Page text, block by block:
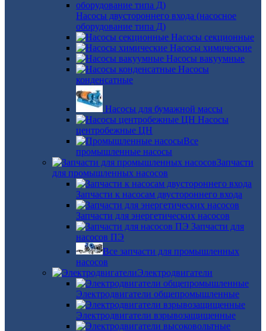
Насосы двустороннего входа (насосное
оборудование типа Д)
Насосы секционные
Насосы химические
Насосы вакуумные
Насосы
конденсатные
Насосы для бумажной массы
Насосы
центробежные ЦН
Все
промышленные насосы
Запчасти
для промышленных насосов
Запчасти к насосам двустороннего входа
Запчасти для энергетических насосов
Запчасти для
насосов ПЭ
Все запчасти для промышленных
насосов
Электродвигатели
Электродвигатели общепромышленные
Электродвигатели взрывозащищенные